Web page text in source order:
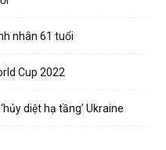
nhân 61 tuổi
Cup 2022
diệt hạ tầng’ Ukraine